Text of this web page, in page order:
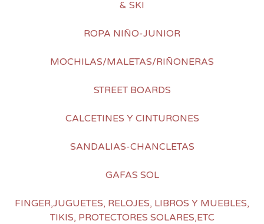
& SKI
ROPA NIÑO-JUNIOR
MOCHILAS/MALETAS/RIÑONERAS
STREET BOARDS
CALCETINES Y CINTURONES
SANDALIAS-CHANCLETAS
GAFAS SOL
FINGER,JUGUETES, RELOJES, LIBROS Y MUEBLES,
TIKIS, PROTECTORES SOLARES,ETC